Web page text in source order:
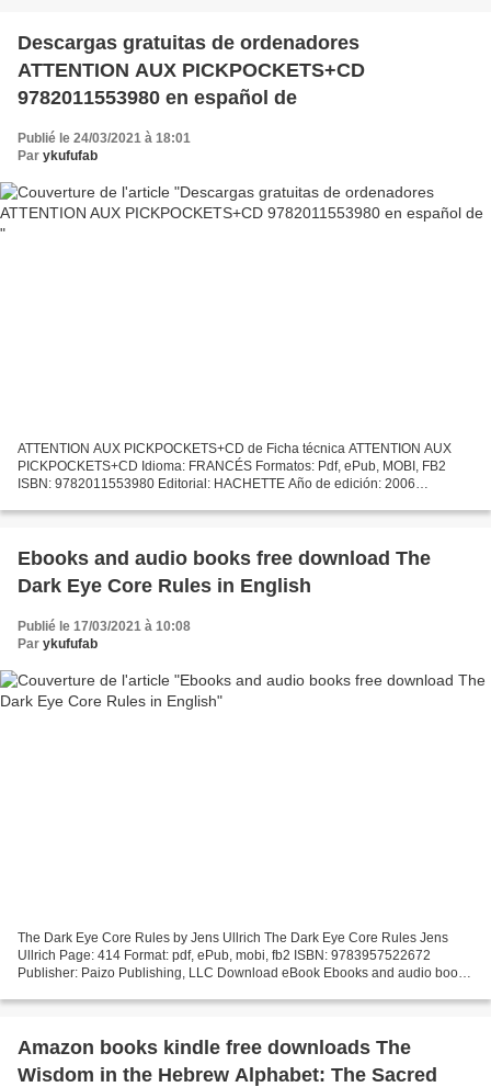
Descargas gratuitas de ordenadores
ATTENTION AUX PICKPOCKETS+CD
9782011553980 en español de
Publié le 24/03/2021 à 18:01
Par ykufufab
ATTENTION AUX PICKPOCKETS+CD de Ficha técnica ATTENTION AUX
PICKPOCKETS+CD Idioma: FRANCÉS Formatos: Pdf, ePub, MOBI, FB2
ISBN: 9782011553980 Editorial: HACHETTE Año de edición: 2006
Ebooks and audio books free download The
Dark Eye Core Rules in English
Publié le 17/03/2021 à 10:08
Par ykufufab
The Dark Eye Core Rules by Jens Ullrich The Dark Eye Core Rules Jens
Ullrich Page: 414 Format: pdf, ePub, mobi, fb2 ISBN: 9783957522672
Publisher: Paizo Publishing, LLC Download eBook Ebooks and audio books
Amazon books kindle free downloads The
Wisdom in the Hebrew Alphabet: The Sacred